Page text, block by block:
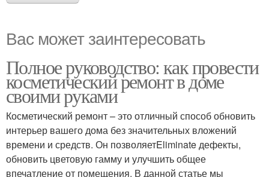
Вас может заинтересовать
Полное руководство: как провести
косметический ремонт в доме
своими руками
Косметический ремонт – это отличный способ обновить
интерьер вашего дома без значительных вложений
времени и средств. Он позволяетEliminate дефекты,
обновить цветовую гамму и улучшить общее
впечатление от помещения. В данной статье мы